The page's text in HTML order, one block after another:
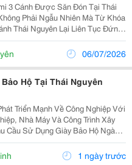
3 Cánh Được Săn Đón Tại Thái
Thái Nguyên Lại Liên Tục Đứng
Tủ Này Sở Hữu Những Ưu Điểm
Tâm Lý Người Tiêu Dùng06/07/2026
Hộ Tại Thái Nguyên
Triển Mạnh Về Công Nghiệp Với
Nhà Máy Và Công Trình Xây
Cầu Sử Dụng Giày Bảo Hộ Ngày
Giúp Bảo Vệ Đôi Chân Trước
Trường Làm Việc, Giày Bảo Hộ
1 ngày trước